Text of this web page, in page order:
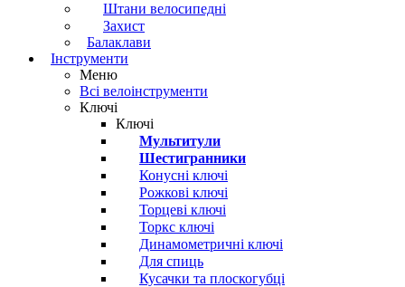
Штани велосипедні
Захист
Балаклави
Інструменти
Меню
Всі велоінструменти
Ключі
Ключі
Мультитули
Шестигранники
Конусні ключі
Рожкові ключі
Торцеві ключі
Торкс ключі
Динамометричні ключі
Для спиць
Кусачки та плоскогубці